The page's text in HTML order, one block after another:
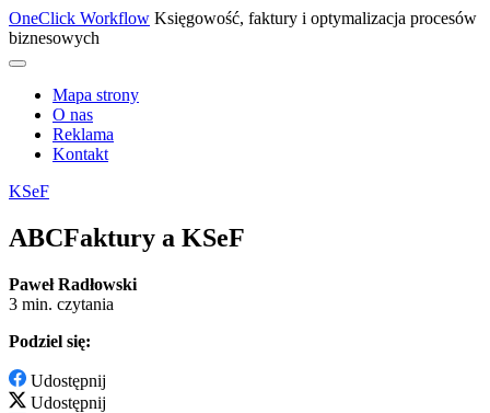
OneClick Workflow Księgowość, faktury i optymalizacja procesów
biznesowych
Mapa strony
O nas
Reklama
Kontakt
KSeF
ABCFaktury a KSeF
Paweł Radłowski
3 min. czytania
Podziel się:
Udostępnij
Udostępnij